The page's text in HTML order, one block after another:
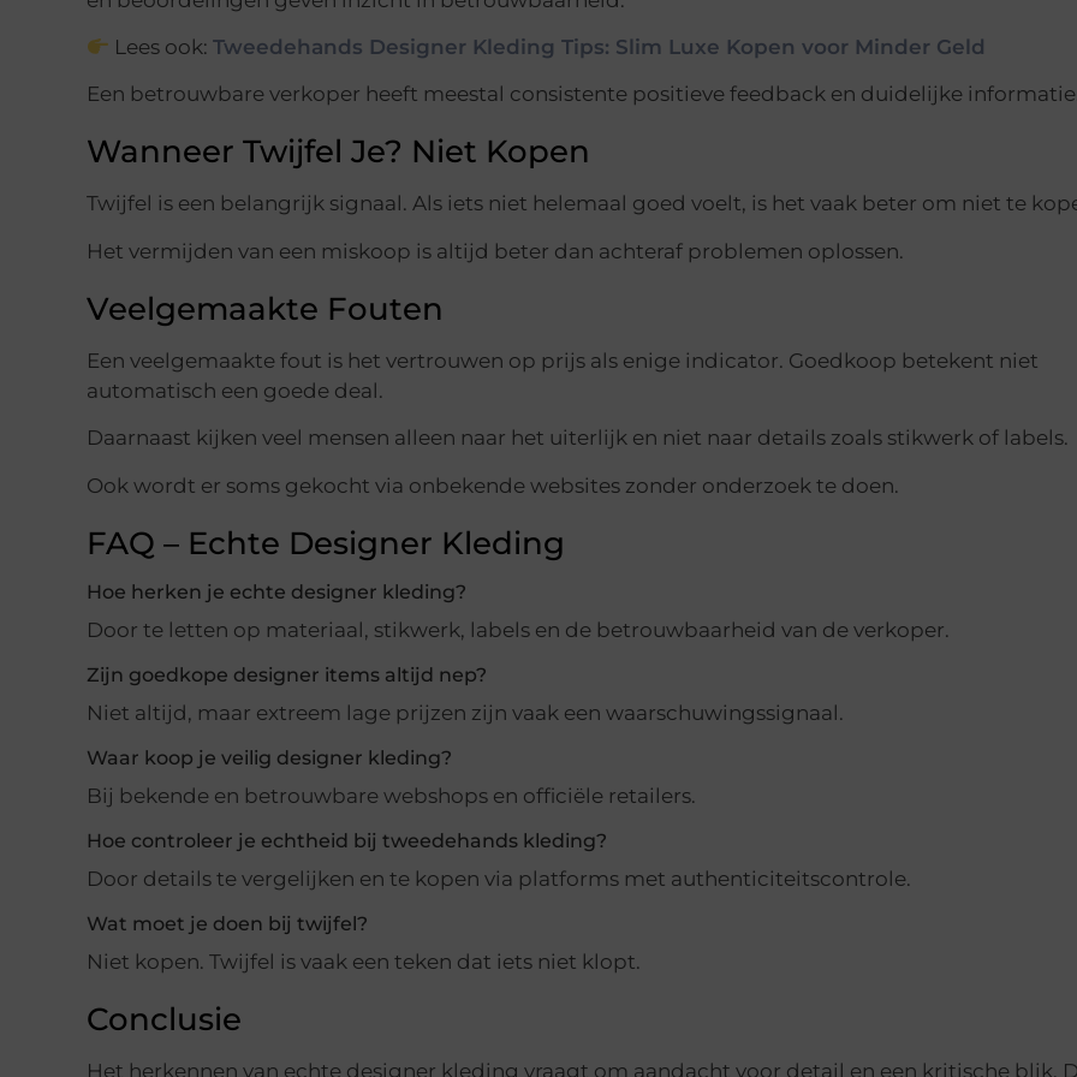
Lees ook:Tweedehands Designer Kleding Tips: Slim Luxe Kopen voor Minder Geld
Een betrouwbare verkoper heeft meestal consistente positieve feedback en duidelijke
Wanneer Twijfel Je? Niet Kopen
Twijfel is een belangrijk signaal. Als iets niet helemaal goed voelt, is het vaak beter om niet te
Het vermijden van een miskoop is altijd beter dan achteraf problemen oplossen.
Veelgemaakte Fouten
Een veelgemaakte fout is het vertrouwen op prijs als enige indicator. Goedkoop betekent niet
automatisch een goede deal.
Daarnaast kijken veel mensen alleen naar het uiterlijk en niet naar details zoals stikwerk of labels.
Ook wordt er soms gekocht via onbekende websites zonder onderzoek te doen.
FAQ – Echte Designer Kleding
Hoe herken je echte designer kleding?
Door te letten op materiaal, stikwerk, labels en de betrouwbaarheid van de verkoper.
Zijn goedkope designer items altijd nep?
Niet altijd, maar extreem lage prijzen zijn vaak een waarschuwingssignaal.
Waar koop je veilig designer kleding?
Bij bekende en betrouwbare webshops en officiële retailers.
Hoe controleer je echtheid bij tweedehands kleding?
Door details te vergelijken en te kopen via platforms met authenticiteitscontrole.
Wat moet je doen bij twijfel?
Niet kopen. Twijfel is vaak een teken dat iets niet klopt.
Conclusie
Het herkennen van echte designer kleding vraagt om aandacht voor detail en een kritische blik.